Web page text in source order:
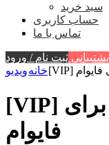
سبد خرید
حساب کاربری
تماس با ما
پشتیبانی ثبت نام / ورود
خانهویدیو
[VIP] دانلود آئودی آر۸ برای
فایوام